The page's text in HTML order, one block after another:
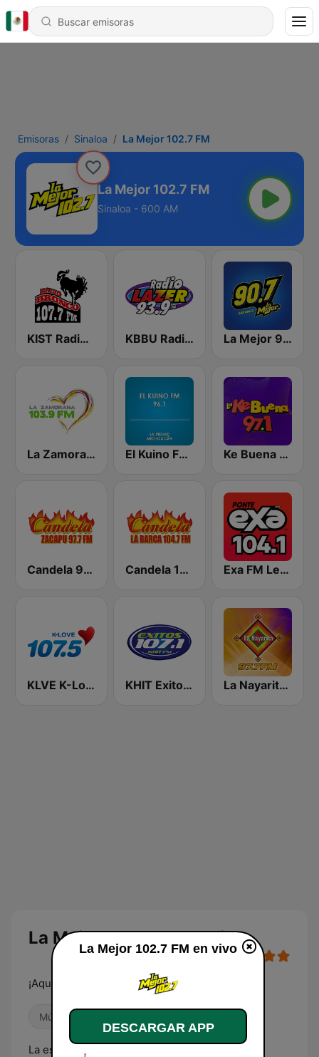
Emisoras Sinaloa La Mejor 102.7 FM
La Mejor 102.7 FM
Sinaloa - 600 AM
KIST Radio Bronco 107.7 FM KBBU Radio Lazer 93.9 FM La Mejor 90.7 FM
La Zamorana 103.9 FM El Kuino FM 96.1 Ke Buena 97.1 FM
Candela 97.7 - Zacapú Candela 104.7 - La Barca Exa FM León
KLVE K-Love 107.5 FM (US Only) KHIT Exitos 107.1 FM La Nayarita Tepic
La Mejor 102.7 FM en vivo
¡Aquí Nomás!
Música mexicana
La estación número uno con la mejor música
La Mejor 102.7 FM en vivo
DESCARGAR APP